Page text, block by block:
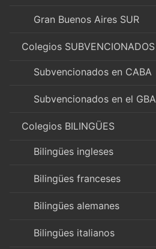
Gran Buenos Aires SUR
Colegios SUBVENCIONADOS
Subvencionados en CABA
Subvencionados en el GBA
Colegios BILINGÜES
Bilingües ingleses
Bilingües franceses
Bilingües alemanes
Bilingües italianos